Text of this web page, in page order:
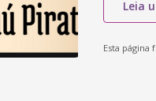
Leia
Esta página